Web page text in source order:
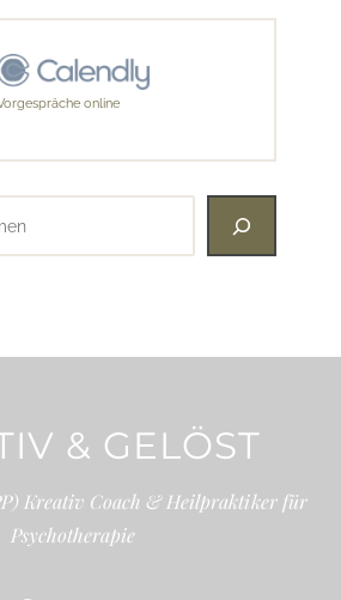
online
& GELÖST
Kreativ Coach & Heilpraktiker für
Psychotherapie